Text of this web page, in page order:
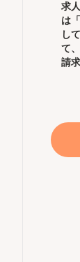
求
は
し
て
請